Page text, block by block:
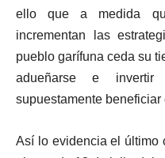
ello que a medida
incrementan las
pueblo garífuna ceda su
adueñarse e
supuestamente beneficiar
Así lo evidencia el último